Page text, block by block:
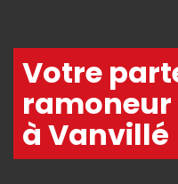
Votre
à Vanvillé